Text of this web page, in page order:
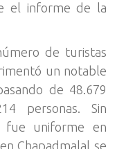
el informe de la
de turistas
un notable
de 48.679
personas. Sin
fue uniforme en
Chapadmalal se